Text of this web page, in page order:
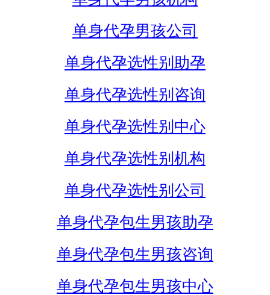
单身代孕男孩公司
单身代孕选性别助孕
单身代孕选性别咨询
单身代孕选性别中心
单身代孕选性别机构
单身代孕选性别公司
单身代孕包生男孩助孕
单身代孕包生男孩咨询
单身代孕包生男孩中心